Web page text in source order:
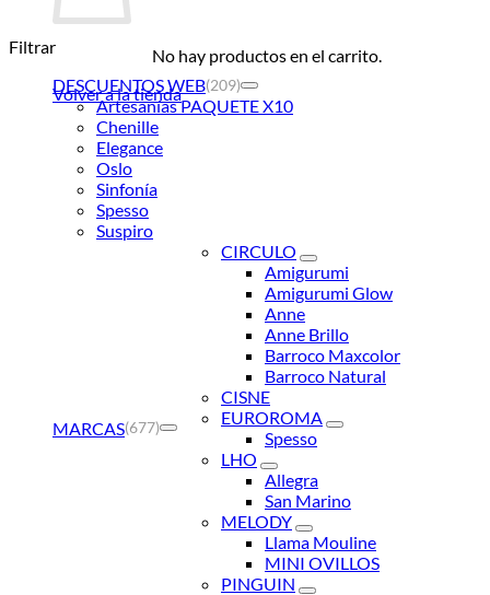
No hay productos en el carrito.
Volver a la tienda
Filtrar
DESCUENTOS WEB(209)
Artesanías PAQUETE X10
Chenille
Elegance
Oslo
Sinfonía
Spesso
Suspiro
MARCAS(677)
CIRCULO
Amigurumi
Amigurumi Glow
Anne
Anne Brillo
Barroco Maxcolor
Barroco Natural
CISNE
EUROROMA
Spesso
LHO
Allegra
San Marino
MELODY
Llama Mouline
MINI OVILLOS
PINGUIN